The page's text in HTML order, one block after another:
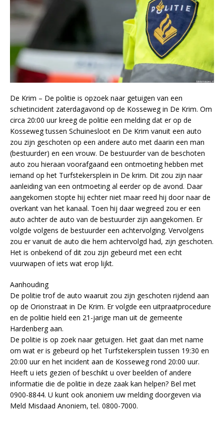
De Krim – De politie is opzoek naar getuigen van een
schietincident zaterdagavond op de Kosseweg in De Krim. Om
circa 20:00 uur kreeg de politie een melding dat er op de
Kosseweg tussen Schuinesloot en De Krim vanuit een auto
zou zijn geschoten op een andere auto met daarin een man
(bestuurder) en een vrouw. De bestuurder van de beschoten
auto zou hieraan voorafgaand een ontmoeting hebben met
iemand op het Turfstekersplein in De krim. Dit zou zijn naar
aanleiding van een ontmoeting al eerder op de avond. Daar
aangekomen stopte hij echter niet maar reed hij door naar de
overkant van het kanaal. Toen hij daar wegreed zou er een
auto achter de auto van de bestuurder zijn aangekomen. Er
volgde volgens de bestuurder een achtervolging. Vervolgens
zou er vanuit de auto die hem achtervolgd had, zijn geschoten.
Het is onbekend of dit zou zijn gebeurd met een echt
vuurwapen of iets wat erop lijkt.
Aanhouding
De politie trof de auto waaruit zou zijn geschoten rijdend aan
op de Orionstraat in De Krim. Er volgde een uitpraatprocedure
en de politie hield een 21-jarige man uit de gemeente
Hardenberg aan.
De politie is op zoek naar getuigen. Het gaat dan met name
om wat er is gebeurd op het Turfstekersplein tussen 19:30 en
20:00 uur en het incident aan de Kosseweg rond 20:00 uur.
Heeft u iets gezien of beschikt u over beelden of andere
informatie die de politie in deze zaak kan helpen? Bel met
0900-8844. U kunt ook anoniem uw melding doorgeven via
Meld Misdaad Anoniem, tel. 0800-7000.